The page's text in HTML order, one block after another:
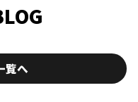
覧へ